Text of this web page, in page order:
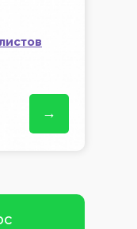
→